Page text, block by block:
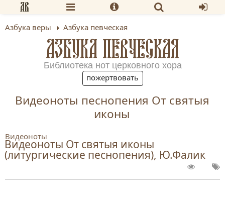
Азбука веры Азбука певческая
АЗБУКА ПЕВЧЕСКАЯ
Библиотека нот церковного хора
пожертвовать
Видеоноты песнопения От святыя
иконы
Видеоноты
Видеоноты От святыя иконы
(литургические песнопения), Ю.Фалик